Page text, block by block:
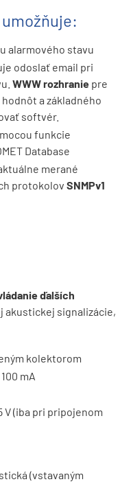
alarmového stavu
odoslať email pri
WWW rozhranie pre
a základného
softvér.
funkcie
Database
merané
protokolov SNMPv1
ďalších
akustickej signalizácie,
kolektorom
mA
V (iba pri pripojenom
(vstavaným